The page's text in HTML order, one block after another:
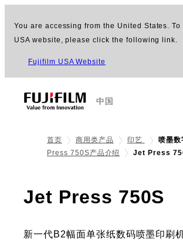
You are accessing from the United States.
USA website, please click the following link.
Fujifilm USA Website
中国
首页 商用类产品 印艺 喷墨数
Press 750S产品介绍
Jet Press
Jet Press 750S
新一代B2幅面单张纸数码喷墨印刷